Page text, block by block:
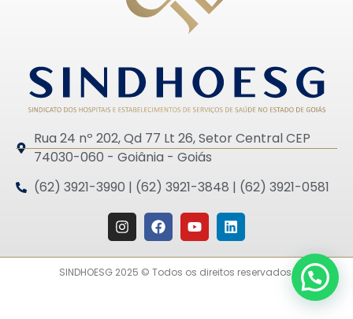
Rua 24 nº 202, Qd 77 Lt 26, Setor Central CEP
74030-060 - Goiânia - Goiás
(62) 3921-3990 | (62) 3921-3848 | (62) 3921-0581
SINDHOESG 2025 © Todos os direitos reservados